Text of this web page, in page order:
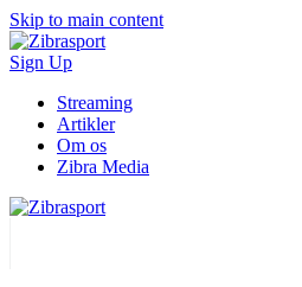
Skip to main content
Sign Up
Streaming
Artikler
Om os
Zibra Media